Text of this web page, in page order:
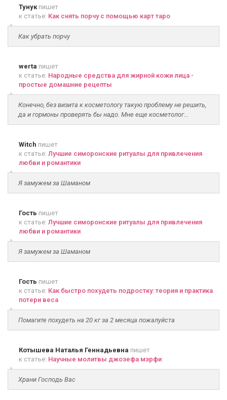
Тунукпишет
к статье: Как снять порчу с помощью карт таро
Как убрать порчу
werta пишет
к статье: Народные средства для жирной кожи лица -
простые домашние рецепты
Конечно, без визита к косметологу такую проблему не решить,
да и гормоны проверять бы надо. Мне еще косметолог...
Witch пишет
к статье: Лучшие симоронские ритуалы для привлечения
любви и романтики
Я замужем за Шаманом
Гость пишет
к статье: Лучшие симоронские ритуалы для привлечения
любви и романтики
Я замужем за Шаманом
Гость пишет
к статье: Как быстро похудеть подростку: теория и практика
потери веса
Помагите похудеть на 20 кг за 2 месяца пожалуйста
Котышева Наталья Геннадьевна пишет
к статье: Научные молитвы джозефа мэрфи
Храни Господь Вас